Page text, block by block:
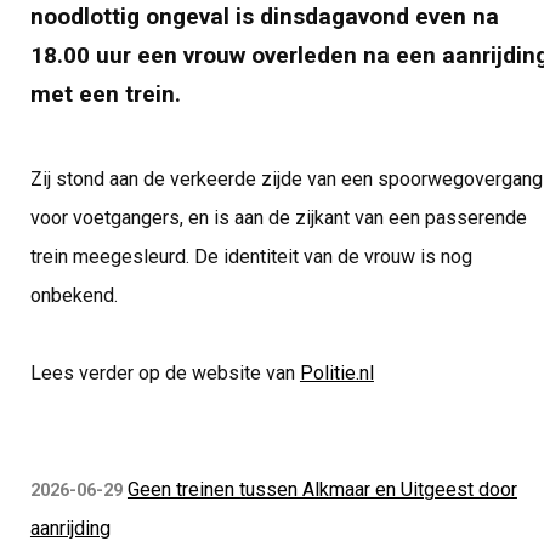
noodlottig ongeval is dinsdagavond even na
18.00 uur een vrouw overleden na een
met een trein.
Zij stond aan de verkeerde zijde van een spoorwegovergang
voor voetgangers, en is aan de zijkant van een passerende
trein meegesleurd. De identiteit van de vrouw is nog
onbekend.
Lees verder op de website van Politie.nl
2026-06-29 Geen treinen tussen Alkmaar en Uitgeest door
aanrijding